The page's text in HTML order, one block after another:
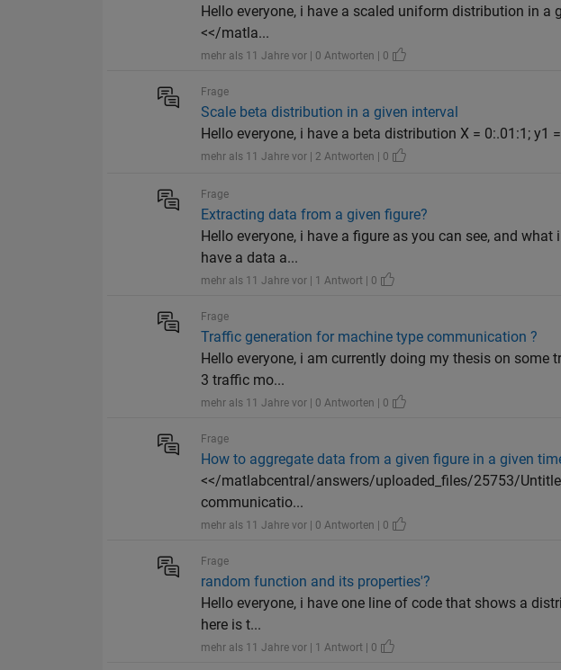
Hello everyone, i have a scaled uniform distribution in
<</matla...
mehr als 11 Jahre vor | 0 Antworten | 0
Frage
Scale beta distribution in a given interval
Hello everyone, i have a beta distribution X = 0:.01:1; y1
mehr als 11 Jahre vor | 2 Antworten | 0
Frage
Extracting data from a given figure?
Hello everyone, i have a figure as you can see, and
have a data a...
mehr als 11 Jahre vor | 1 Antwort | 0
Frage
Traffic generation for machine type communication ?
Hello everyone, i am currently doing my thesis on
3 traffic mo...
mehr als 11 Jahre vor | 0 Antworten | 0
Frage
How to aggregate data from a given figure in a given
<</matlabcentral/answers/uploaded_files/25753/
communicatio...
mehr als 11 Jahre vor | 0 Antworten | 0
Frage
random function and its properties'?
Hello everyone, i have one line of code that shows a
here is t...
mehr als 11 Jahre vor | 1 Antwort | 0